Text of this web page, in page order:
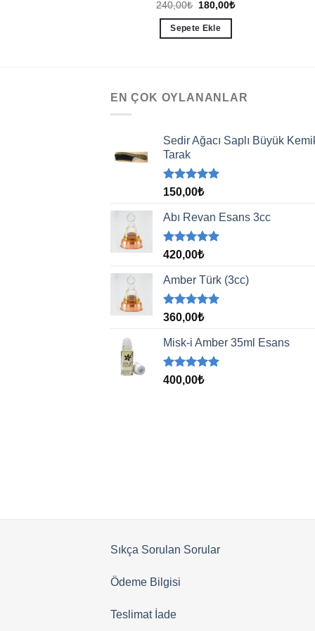
240,00₺ Orijinal
240,00₺.
180,00₺Şu
Sepete Ekle
EN ÇOK OYLANANLAR
Sedir Ağacı Saplı Büyük
Tarak
5 üzerinden
aldı
150,00₺
Abı Revan Esans 3cc
5 üzerinden
aldı
420,00₺
Amber Türk (3cc)
5 üzerinden
aldı
360,00₺
Misk-i Amber 35ml Esans
5 üzerinden
400,00₺
Sıkça Sorulan Sorular
Ödeme Bilgisi
Teslimat İade